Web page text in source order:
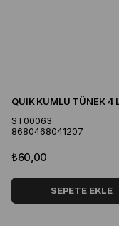
QUIK KUMLU TÜNEK 4
ST00063
8680468041207
₺60,00
SEPETE EKLE